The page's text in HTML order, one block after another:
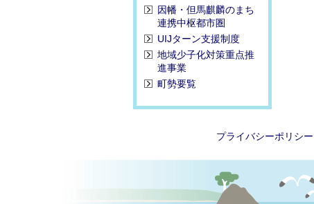
因幡・但馬麒麟のまち
連携中枢都市圏
UIJターン支援制度
地域少子化対策重点推
進事業
町勢要覧
プライバシーポリシー